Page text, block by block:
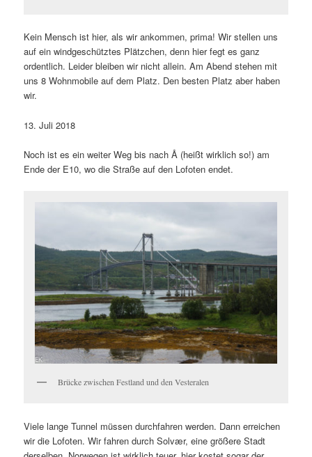
Kein Mensch ist hier, als wir ankommen, prima! Wir stellen uns
auf ein windgeschütztes Plätzchen, denn hier fegt es ganz
ordentlich. Leider bleiben wir nicht allein. Am Abend stehen mit
uns 8 Wohnmobile auf dem Platz. Den besten Platz aber haben
wir.
13. Juli 2018
Noch ist es ein weiter Weg bis nach Å (heißt wirklich so!) am
Ende der E10, wo die Straße auf den Lofoten endet.
Brücke zwischen Festland und den Vesteralen
Viele lange Tunnel müssen durchfahren werden. Dann erreichen
wir die Lofoten. Wir fahren durch Solvær, eine größere Stadt